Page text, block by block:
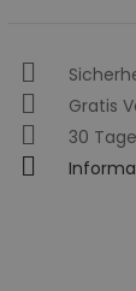
Gratis
30